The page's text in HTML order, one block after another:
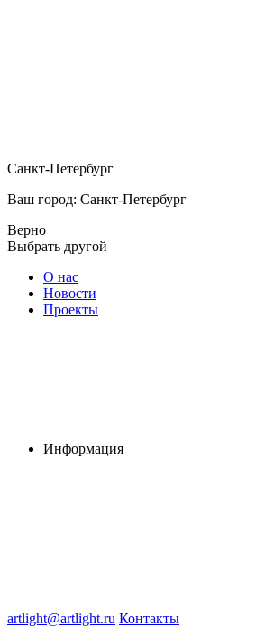
Санкт-Петербург
Ваш город: Санкт-Петербург
Верно
Выбрать другой
О нас
Новости
Проекты
Информация
artlight@artlight.ru Контакты